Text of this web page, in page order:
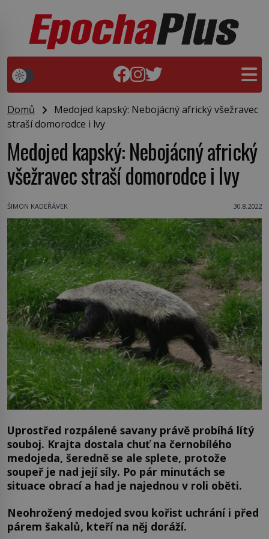
Domů
Medojed kapský: Nebojácný africký všežravec
straší domorodce i lvy
Medojed kapský: Nebojácný africký
všežravec straší domorodce i lvy
ŠIMON KADEŘÁVEK 30.8.2022
Uprostřed rozpálené savany právě probíhá lítý
souboj. Krajta dostala chuť na černobílého
medojeda, šeredně se ale splete, protože
soupeř je nad její síly. Po pár minutách se
situace obrací a had je najednou v roli oběti.
Neohrožený medojed svou kořist uchrání i před
párem šakalů, kteří na něj doráží.